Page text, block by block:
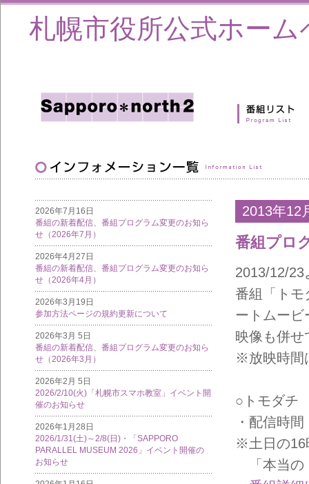
札幌市役所公式ホーム
2026年7月16日
番組の新着配信、番組プログラム変更のお知ら
せ（2026年7月）
2026年4月27日
番組の新着配信、番組プログラム変更のお知ら
せ（2026年4月）
2026年3月19日
参加方法ページの規約更新について
2026年3月 5日
番組の新着配信、番組プログラム変更のお知ら
せ（2026年3月）
2026年2月 5日
2026/2/10(火)「札幌市スマホ教室」イベント開
催のお知らせ
2026年1月28日
2026/1/31(土)～2/8(日)・「SAPPORO
PARALLEL MUSEUM 2026」イベント開催の
お知らせ
2013年12
番組プロ
2013/12/23
番組「トモ
ートムービ
映像も併せ
※放映時間
○トモダチ
・配信時
※土日の16
「本当の